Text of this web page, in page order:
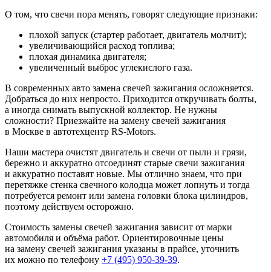
О том, что свечи пора менять, говорят следующие признаки:
плохой запуск (стартер работает, двигатель молчит);
увеличивающийся расход топлива;
плохая динамика двигателя;
увеличенный выброс углекислого газа.
В современных авто замена свечей зажигания осложняется.
Добраться до них непросто. Приходится откручивать болты,
а иногда снимать выпускной коллектор. Не нужны
сложности? Приезжайте на замену свечей зажигания
в Москве в автотехцентр RS-Motors.
Наши мастера очистят двигатель и свечи от пыли и грязи,
бережно и аккуратно отсоединят старые свечи зажигания
и аккуратно поставят новые. Мы отлично знаем, что при
перетяжке стенка свечного колодца может лопнуть и тогда
потребуется ремонт или замена головки блока цилиндров,
поэтому действуем осторожно.
Стоимость замены свечей зажигания зависит от марки
автомобиля и объёма работ. Ориентировочные цены
на замену свечей зажигания указаны в прайсе, уточнить
их можно по телефону +7 (495) 950-39-39.